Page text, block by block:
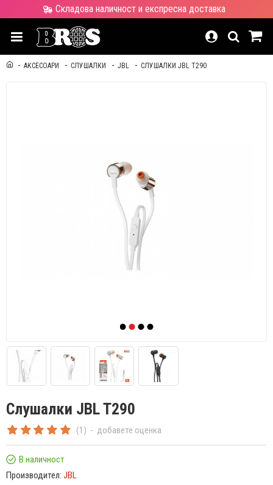
Складова наличност и експресна доставка
АКСЕСОАРИ СЛУШАЛКИ JBL СЛУШАЛКИ JBL T290
Слушалки JBL T290
(1) - добавете оценка
В наличност
Производител: JBL